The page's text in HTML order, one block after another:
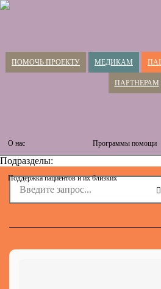
ПОМОЧЬ ПРОЕКТУ МЕДИКАМ
ПАРТНЕРАМ
О нас Программы помощи
Поддержка пациентов и их близких
Подразделы: